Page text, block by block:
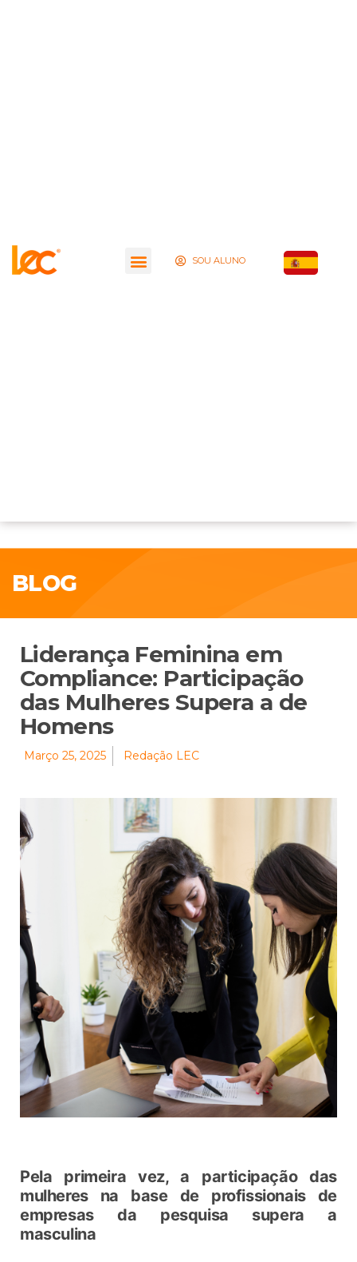
SOU ALUNO
BLOG
Liderança Feminina em
Compliance: Participação
das Mulheres Supera a de
Homens
Março 25, 2025 Redação LEC
Pela primeira vez, a participação das
mulheres na base de profissionais de
empresas da pesquisa supera a
masculina